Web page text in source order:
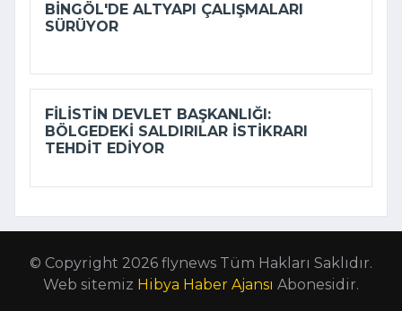
BINGÖL'DE ALTYAPI ÇALIŞMALARI
SÜRÜYOR
FILISTIN DEVLET BAŞKANLIĞI:
BÖLGEDEKI SALDIRILAR ISTIKRARI
TEHDIT EDIYOR
© Copyright 2026 flynews Tüm Hakları Saklıdır.
Web sitemiz Hibya Haber Ajansı Abonesidir.